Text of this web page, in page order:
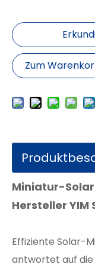
Zum
Miniatur-
Hersteller YIM
Effiziente Solar-
antwortet auf